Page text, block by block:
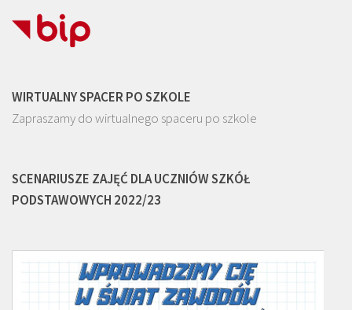
WIRTUALNY SPACER PO SZKOLE
Zapraszamy do wirtualnego spaceru po szkole
SCENARIUSZE ZAJĘĆ DLA UCZNIÓW SZKÓŁ
PODSTAWOWYCH 2022/23